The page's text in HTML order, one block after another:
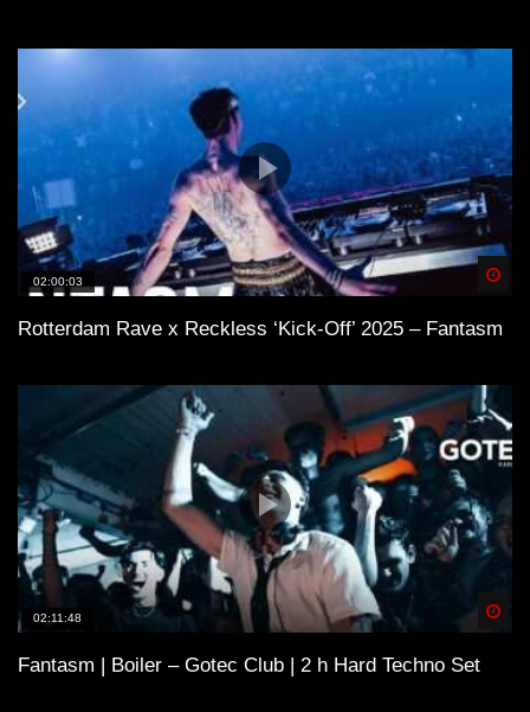
02:00:03
Rotterdam Rave x Reckless ‘Kick-Off’ 2025 – Fantasm
02:11:48
Fantasm | Boiler – Gotec Club | 2 h Hard Techno Set